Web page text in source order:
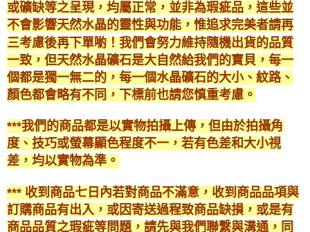
或礦缺等之呈現，均屬正常，並非為瑕疵品，這些並
不會影響天然水晶的靈性與功能，惟追求完美者請再
三考慮後再下單喲！我們會努力維持隨機出貨的品質
一致，但天然水晶礦石是大自然給我們的寶貝，每一
個都是獨一無二的，每一個水晶礦石的大小、紋路、
顏色都會略有不同，下標前也請您慎重考慮。
***我們的商品都是以實物拍攝上傳，但由於拍攝角
度、技巧或螢幕顯色程度不一，若有色差和大小視
差，均以實物為準。
*** 收到商品七日內若對商品不滿意，收到商品品項與
訂購商品有出入，或因寄送過程致商品缺損，或是有
商品品質之瑕疵等問題，請先與我們聯繫與溝通，同